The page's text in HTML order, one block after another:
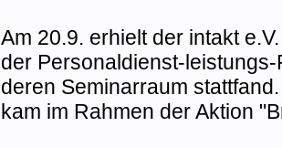
Am 20.9. erhielt der intakt
der Personaldienst-
deren Seminarraum
kam im Rahmen der Aktion